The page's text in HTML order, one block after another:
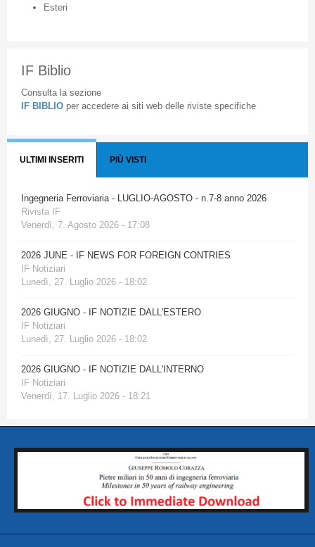
Esteri
IF Biblio
Consulta la sezione
IF BIBLIO per accedere ai siti web delle riviste specifiche
ULTIMI INSERITI PIÙ VISTI
Ingegneria Ferroviaria - LUGLIO-AGOSTO - n.7-8 anno 2026
Rivista IF
Venerdì, 7. Agosto 2026 - 17:08
2026 JUNE - IF NEWS FOR FOREIGN CONTRIES
IF Notiziari
Lunedì, 27. Luglio 2026 - 18:02
2026 GIUGNO - IF NOTIZIE DALL'ESTERO
IF Notiziari
Lunedì, 27. Luglio 2026 - 18:02
2026 GIUGNO - IF NOTIZIE DALL'INTERNO
IF Notiziari
Venerdì, 17. Luglio 2026 - 18:21